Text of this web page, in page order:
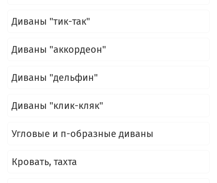
Диваны "тик-так"
Диваны "аккордеон"
Диваны "дельфин"
Диваны "клик-кляк"
Угловые и п-образные диваны
Кровать, тахта